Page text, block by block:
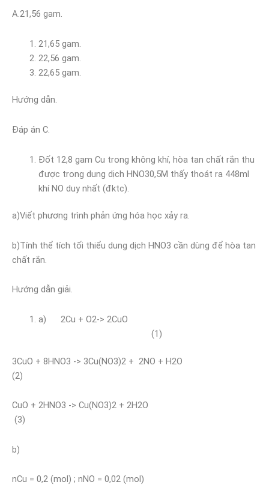
A.21,56 gam.
21,65 gam.
22,56 gam.
22,65 gam.
Hướng dẫn.
Đáp án C.
Đốt 12,8 gam Cu trong không khí, hòa tan chất rắn thu
được trong dung dịch HNO30,5M thấy thoát ra 448ml
khí NO duy nhất (đktc).
a)Viết phương trình phản ứng hóa học xảy ra.
b)Tính thể tích tối thiểu dung dịch HNO3 cần dùng để hòa tan
chất rắn.
Hướng dẫn giải.
a) 2Cu + O2-> 2CuO
(1)
3CuO + 8HNO3 -> 3Cu(NO3)2 + 2NO + H2O
(2)
CuO + 2HNO3 -> Cu(NO3)2 + 2H2O
(3)
b)
nCu = 0,2 (mol) ; nNO = 0,02 (mol)